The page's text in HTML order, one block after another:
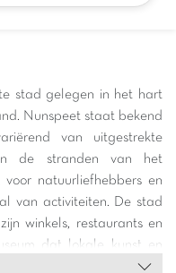
stad gelegen in het hart
Nunspeet staat bekend
van uitgestrekte
de stranden van het
natuurliefhebbers en
van activiteiten. De stad
winkels, restaurants en
dat lokale kunst en